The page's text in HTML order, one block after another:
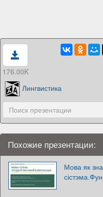
176.00K
Лингвистика
Похожие презентации:
Мова як